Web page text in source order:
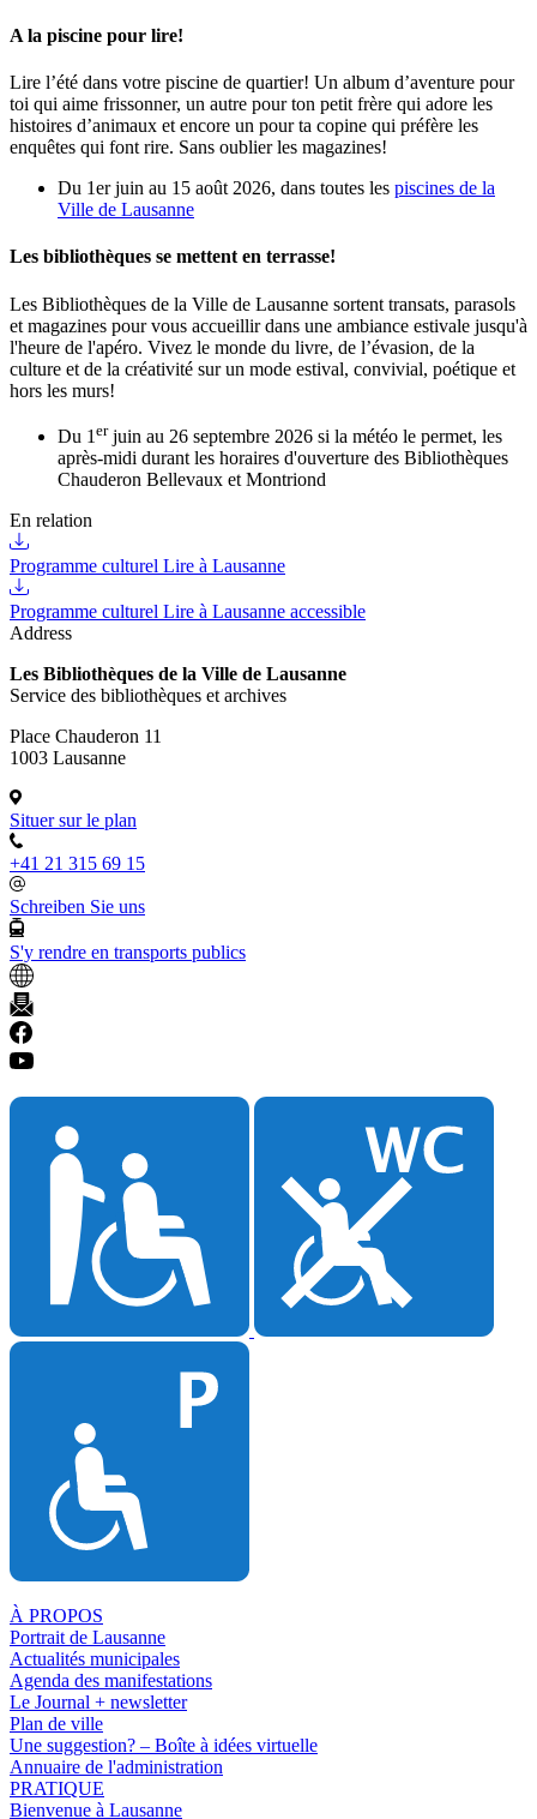
A la piscine pour lire!
Lire l’été dans votre piscine de quartier! Un album d’aventure pour
toi qui aime frissonner, un autre pour ton petit frère qui adore les
histoires d’animaux et encore un pour ta copine qui préfère les
enquêtes qui font rire. Sans oublier les magazines!
Du 1er juin au 15 août 2026, dans toutes les piscines de la
Ville de Lausanne
Les bibliothèques se mettent en terrasse!
Les Bibliothèques de la Ville de Lausanne sortent transats, parasols
et magazines pour vous accueillir dans une ambiance estivale jusqu'à
l'heure de l'apéro. Vivez le monde du livre, de l’évasion, de la
culture et de la créativité sur un mode estival, convivial, poétique et
hors les murs!
Du 1 erjuin au 26 septembre 2026 si la météo le permet, les
après-midi durant les horaires d'ouverture des Bibliothèques
Chauderon Bellevaux et Montriond
En relation
Programme culturel Lire à Lausanne
Programme culturel Lire à Lausanne accessible
Address
Les Bibliothèques de la Ville de Lausanne
Service des bibliothèques et archives
Place Chauderon 11
1003 Lausanne
Situer sur le plan
+41 21 315 69 15
Schreiben Sie uns
S'y rendre en transports publics
À PROPOS
Portrait de Lausanne
Actualités municipales
Agenda des manifestations
Le Journal + newsletter
Plan de ville
Une suggestion? – Boîte à idées virtuelle
Annuaire de l'administration
PRATIQUE
Bienvenue à Lausanne